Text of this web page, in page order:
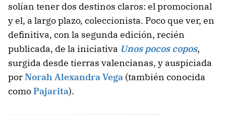
solían tener dos destinos claros: el promocional
y el, a largo plazo, coleccionista. Poco que ver, en
definitiva, con la segunda edición, recién
publicada, de la iniciativa Unos pocos copos,
surgida desde tierras valencianas, y auspiciada
porNorah Alexandra Vega (también conocida
comoPajarita).